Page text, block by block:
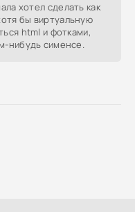
хотел сделать как
бы виртуальную
html и фотками,
нибудь сименсе.